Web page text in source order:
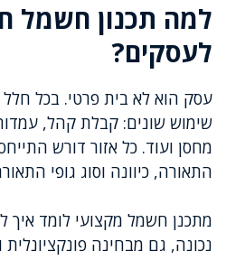
למה תכנון חשמל
לעסקים?
עסק הוא לא בית פרטי. בכל חלל
שימוש שונים: קבלת קהל,
מחסן ועוד. כל אזור דורש
התאורה, כיוונה וסוג גופי
מתכנן חשמל מקצועי לומד איך
נכונה, גם מבחינה